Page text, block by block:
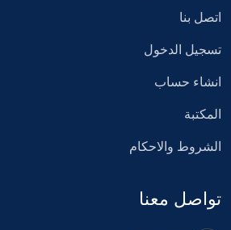
اتصل بنا
تسجيل الدخول
انشاء حساب
المكتبة
الشروط والاحكام
تواصل معنا